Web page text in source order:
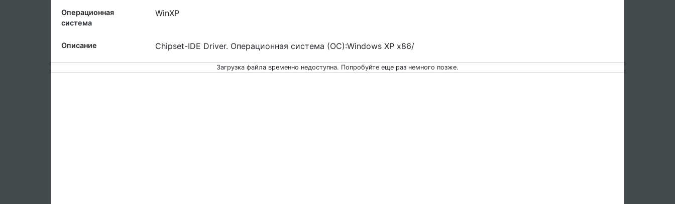
Операционная
система
WinXP
Описание Chipset-IDE Driver. Операционная система (ОС):Windows XP x86/
Загрузка файла временно недоступна. Попробуйте еще раз немного позже.